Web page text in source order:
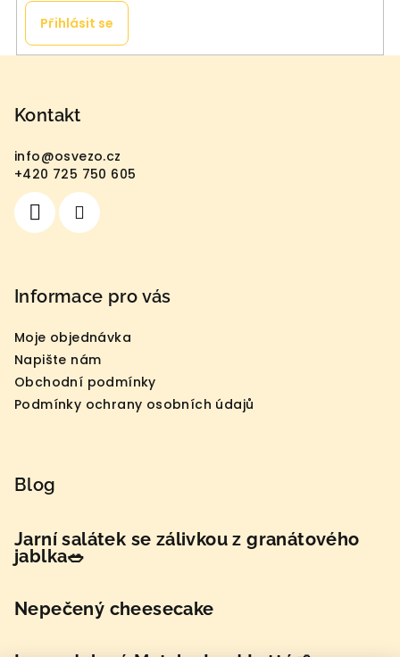
Přihlásit se
Kontakt
info@osvezo.cz
+420 725 750 605
Informace pro vás
Moje objednávka
Napište nám
Obchodní podmínky
Podmínky ochrany osobních údajů
Blog
Jarní salátek se zálivkou z granátového
jablka🥗
Nepečený cheesecake